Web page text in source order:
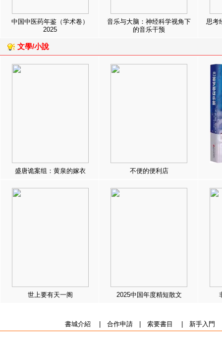
中国中医药年鉴（学术卷）
2025
音乐与大脑：神经科学视角下
的音乐干预
思考
文學/小說
盛唐诡案组：黄泉的嫁衣 不便的便利店
世上要有天一阁 2025中国年度精短散文
書城介紹 合作申請| 索要書目 新手入門